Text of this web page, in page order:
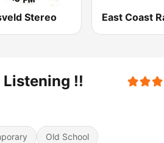
Stereo East Coast
Listening !!
Old School